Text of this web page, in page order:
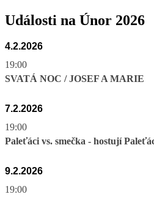
Události na Únor 2026
4.2.2026
19:00
SVATÁ NOC / JOSEF A MARIE
7.2.2026
19:00
Paleťáci vs. smečka - hostují
9.2.2026
19:00